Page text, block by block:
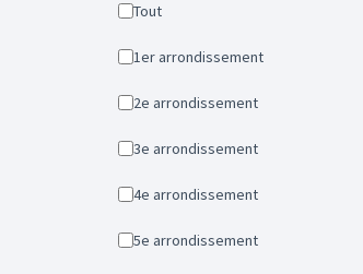
Tout
1er arrondissement
2e arrondissement
3e arrondissement
4e arrondissement
5e arrondissement